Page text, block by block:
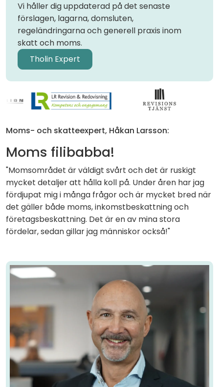
Vi håller dig uppdaterad på det senaste
förslagen, lagarna, domsluten,
regeländringarna och generell praxis inom
skatt och moms.
Tholin Expert
Moms- och skatteexpert, Håkan Larsson:
Moms filibabba!
"Momsområdet är väldigt svårt och det är ruskigt
mycket detaljer att hålla koll på. Under åren har jag
fördjupat mig i många frågor och är mycket bred när
det gäller både moms, inkomstbeskattning och
företagsbeskattning. Det är en av mina stora
fördelar, sedan gillar jag människor också!"